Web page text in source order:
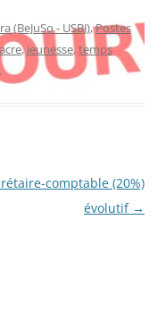
(BeJuSo - USBJ),Postes
,jeunesse,temps
.
comptable (20%)
évolutif →